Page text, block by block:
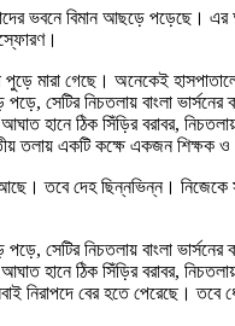
ভবনে বিমান আছড়ে পড়েছে। এর
পুড়ে মারা গেছে। অনেকেই
সেটির নিচতলায় বাংলা
আঘাত হানে ঠিক সিঁড়ির বরাবর,
তলায় একটি কক্ষে একজন
তবে দেহ ছিন্নভিন্ন। নিজেকে
সেটির নিচতলায় বাংলা
আঘাত হানে ঠিক সিঁড়ির বরাবর,
নিরাপদে বের হতে পেরেছে।